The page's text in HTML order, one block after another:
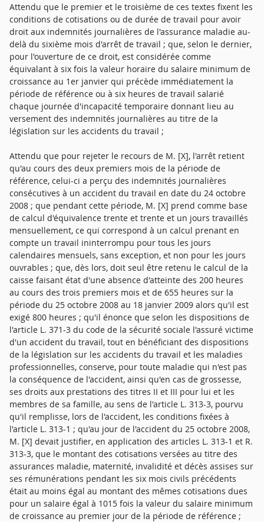
Attendu que le premier et le troisième de ces textes fixent les
conditions de cotisations ou de durée de travail pour avoir
droit aux indemnités journalières de l'assurance maladie au-
delà du sixième mois d'arrêt de travail ; que, selon le dernier,
pour l'ouverture de ce droit, est considérée comme
équivalant à six fois la valeur horaire du salaire minimum de
croissance au 1er janvier qui précède immédiatement la
période de référence ou à six heures de travail salarié
chaque journée d'incapacité temporaire donnant lieu au
versement des indemnités journalières au titre de la
législation sur les accidents du travail ;
Attendu que pour rejeter le recours de M. [X], l'arrêt retient
qu'au cours des deux premiers mois de la période de
référence, celui-ci a perçu des indemnités journalières
consécutives à un accident du travail en date du 24 octobre
2008 ; que pendant cette période, M. [X] prend comme base
de calcul d'équivalence trente et trente et un jours travaillés
mensuellement, ce qui correspond à un calcul prenant en
compte un travail ininterrompu pour tous les jours
calendaires mensuels, sans exception, et non pour les jours
ouvrables ; que, dès lors, doit seul être retenu le calcul de la
caisse faisant état d'une absence d'atteinte des 200 heures
au cours des trois premiers mois et de 655 heures sur la
période du 25 octobre 2008 au 18 janvier 2009 alors qu'il est
exigé 800 heures ; qu'il énonce que selon les dispositions de
l'article L. 371-3 du code de la sécurité sociale l'assuré victime
d'un accident du travail, tout en bénéficiant des dispositions
de la législation sur les accidents du travail et les maladies
professionnelles, conserve, pour toute maladie qui n'est pas
la conséquence de l'accident, ainsi qu'en cas de grossesse,
ses droits aux prestations des titres II et III pour lui et les
membres de sa famille, au sens de l'article L. 313-3, pourvu
qu'il remplisse, lors de l'accident, les conditions fixées à
l'article L. 313-1 ; qu'au jour de l'accident du 25 octobre 2008,
M. [X] devait justifier, en application des articles L. 313-1 et R.
313-3, que le montant des cotisations versées au titre des
assurances maladie, maternité, invalidité et décès assises sur
ses rémunérations pendant les six mois civils précédents
était au moins égal au montant des mêmes cotisations dues
pour un salaire égal à 1015 fois la valeur du salaire minimum
de croissance au premier jour de la période de référence ;